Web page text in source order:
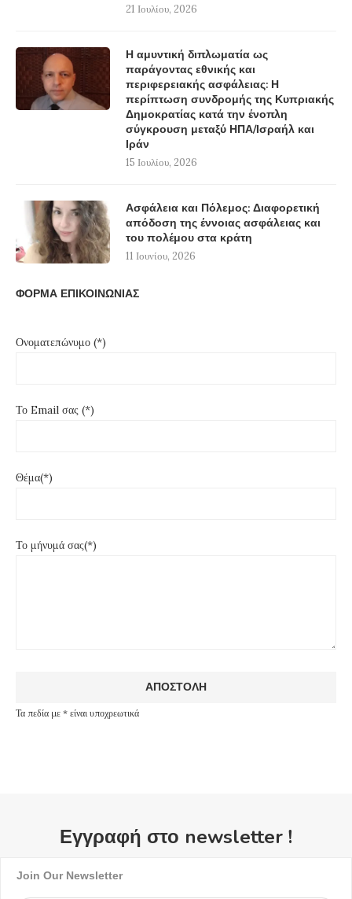
21 Ιουλίου, 2026
Η αμυντική διπλωματία ως
παράγοντας εθνικής και
περιφερειακής ασφάλειας: Η
περίπτωση συνδρομής της Κυπριακής
Δημοκρατίας κατά την ένοπλη
σύγκρουση μεταξύ ΗΠΑ/Ισραήλ και
Ιράν
15 Ιουλίου, 2026
Ασφάλεια και Πόλεμος: Διαφορετική
απόδοση της έννοιας ασφάλειας και
του πολέμου στα κράτη
11 Ιουνίου, 2026
ΦΟΡΜΑ ΕΠΙΚΟΙΝΩΝΙΑΣ
Ονοματεπώνυμο (*)
Το Email σας (*)
Θέμα(*)
Το μήνυμά σας(*)
Τα πεδία με * είναι υποχρεωτικά
Εγγραφή στο newsletter !
Join Our Newsletter